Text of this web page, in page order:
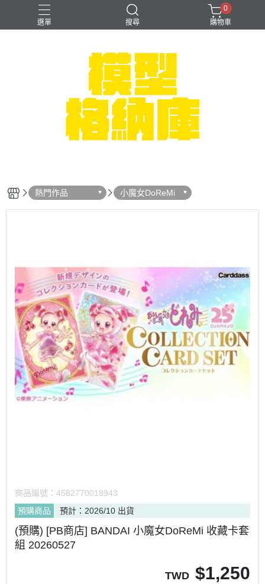
選單 搜尋
可以色色
崩壞：星穹鐵道
0
購物車
熱門作品 小魔女DoReMi
商品編號： 4582770018943
預購商品
預計：2026/10 出貨
(預購) [PB商店] BANDAI 小魔女DoReMi 收藏卡套
組 20260527
TWD $1,250